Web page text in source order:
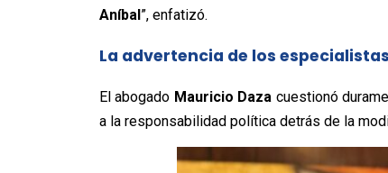
Aníbal”, enfatizó.
La advertencia de los especialistas
El abogado Mauricio Daza cuestionó
a la responsabilidad política detrás de la